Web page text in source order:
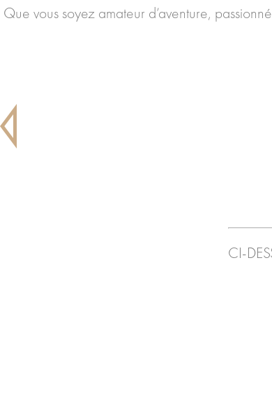
Que vous soyez amateur d’aventure,
CI-